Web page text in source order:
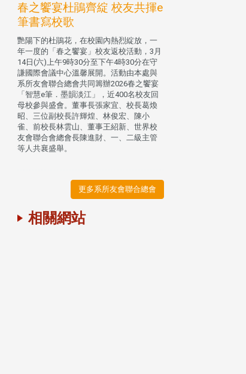
春之饗宴杜鵑齊綻 校友共揮e
筆書寫校歌
艷陽下的杜鵑花，在校園內熱烈綻放，一
年一度的「春之饗宴」校友返校活動，3月
14日(六)上午9時30分至下午4時30分在守
謙國際會議中心溫馨展開。活動由本處與
系所友會聯合總會共同籌辦2026春之饗宴
「智慧e筆．墨韻淡江」，近400名校友回
母校參與盛會。董事長張家宜、校長葛煥
昭、三位副校長許輝煌、林俊宏、陳小
雀、前校長林雲山、董事王紹新、世界校
友會聯合會總會長陳進財、一、二級主管
等人共襄盛舉。
更多系所友會聯合總會
相關網站